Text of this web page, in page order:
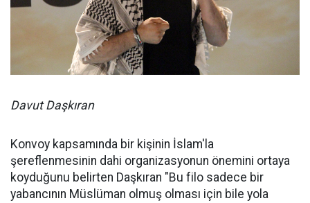
Davut Daşkıran
Konvoy kapsamında bir kişinin İslam'la
şereflenmesinin dahi organizasyonun önemini ortaya
koyduğunu belirten Daşkıran "Bu filo sadece bir
yabancının Müslüman olmuş olması için bile yola